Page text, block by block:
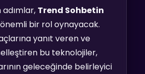
Trend Sohbetin
bir rol oynayacak.
yanıt veren ve
bu teknolojiler,
geleceğinde belirleyici